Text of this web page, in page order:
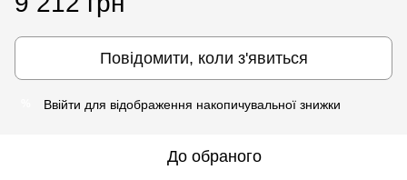
Повідомити, коли з'явиться
Ввійти для відображення накопичувальної знижки
До обраного